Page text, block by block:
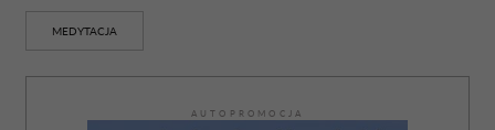
MEDYTACJA
AUTOPROMOCJA